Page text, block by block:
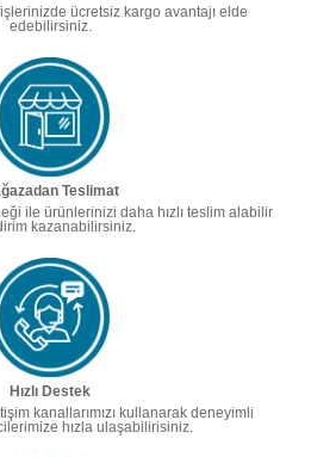
ücretsiz kargo avantajı elde
edebilirsiniz.
Teslimat
ile ürünlerinizi daha hızlı teslim alabilir
kazanabilirsiniz.
Hızlı Destek
kanallarımızı kullanarak deneyimli
hızla ulaşabilirisiniz.